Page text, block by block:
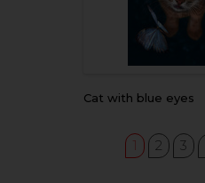
cat with blue eyes
1 2 3